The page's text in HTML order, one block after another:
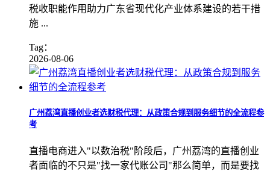
税收职能作用助力广东省现代化产业体系建设的若干措
施 ...
Tag：
2026-08-06
广州荔湾直播创业者选财税代理：从政策合规到服务细节的全流程参
考
直播电商进入"以数治税"阶段后，广州荔湾的直播创业
者面临的不只是"找一家代账公司"那么简单，而是要找